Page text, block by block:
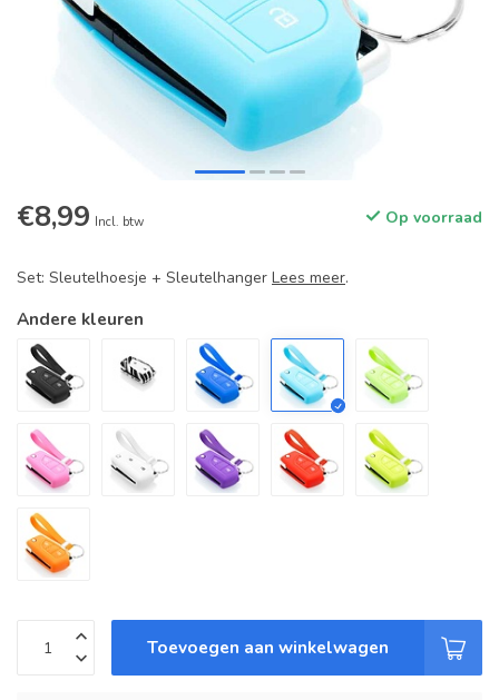
€8,99 Incl. btw Op voorraad
Set: Sleutelhoesje + Sleutelhanger Lees meer.
Andere kleuren
Toevoegen aan winkelwagen